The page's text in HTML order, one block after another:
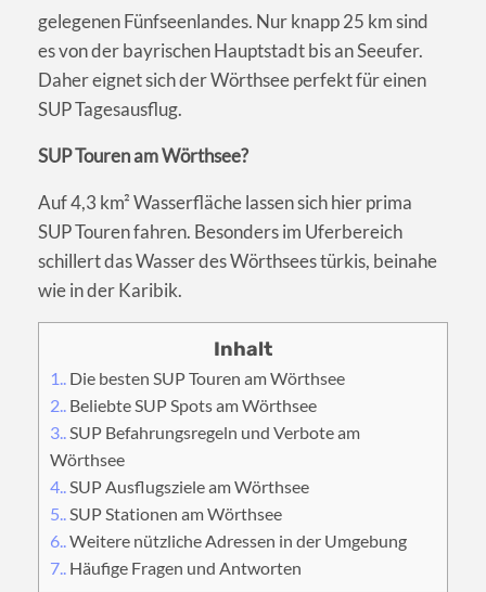
gelegenen Fünfseenlandes. Nur knapp 25 km sind
es von der bayrischen Hauptstadt bis an Seeufer.
Daher eignet sich der Wörthsee perfekt für einen
SUP Tagesausflug.
SUP Touren am Wörthsee?
Auf 4,3 km² Wasserfläche lassen sich hier prima
SUP Touren fahren. Besonders im Uferbereich
schillert das Wasser des Wörthsees türkis, beinahe
wie in der Karibik.
1. Die besten SUP Touren am Wörthsee
2. Beliebte SUP Spots am Wörthsee
3. SUP Befahrungsregeln und Verbote am
Wörthsee
4. SUP Ausflugsziele am Wörthsee
5. SUP Stationen am Wörthsee
6. Weitere nützliche Adressen in der Umgebung
7. Häufige Fragen und Antworten